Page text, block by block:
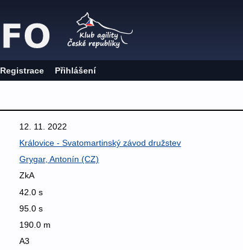
Registrace Přihlášení
12. 11. 2022
Královice - Svatomartinský závod družstev
Grygar, Antonín (CZ)
ZkA
42.0 s
95.0 s
190.0 m
A3